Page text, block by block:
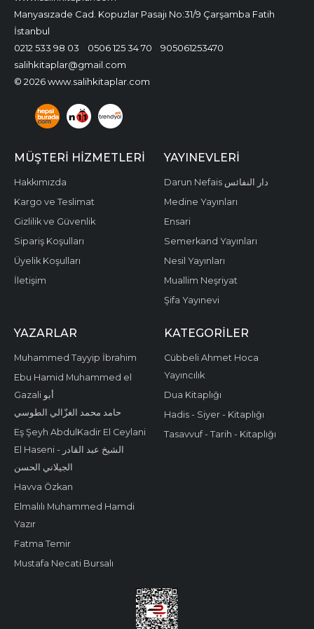
Manyasızade Cad. Kopuzlar Pasajı No:31/9 Çarşamba Fatih
İstanbul
0212 533 98 03
0506 125 34 70
905061253470
salihkitaplar@gmail.com
© 2026 www.salihkitaplar.com
MÜŞTERI HIZMETLERI
Hakkımızda
Kargo ve Teslimat
Gizlilik ve Güvenlik
Sipariş Koşulları
Üyelik Koşulları
İletişim
YAYINEVLERI
Darun Nefais دار النفائس
Medine Yayınları
Ensari
Semerkand Yayınları
Nesil Yayınları
Muallim Neşriyat
Şifa Yayınevi
YAZARLAR
Muhammed Tayyip İbrahim
Ebu Hamid Muhammed el
Gazali أبو
حامد محمد الغزّالي الطوسي
Eş Şeyh AbdulKadir El Ceylani
El Haseni - الشيخ عبد القادر
الجيلاني الحسن
Havva Özkan
Elmalılı Muhammed Hamdi
Yazır
Fatma Temir
Mustafa Necati Bursalı
KATEGORILER
Cübbeli Ahmet Hoca
Yayıncılık
Dua Kitaplığı
Hadis - Siyer - Kitaplığı
Tasavvuf - Tarih - Kitaplığı